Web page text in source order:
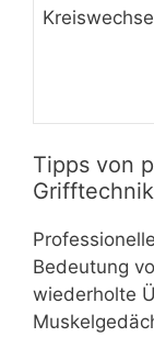
Tipps von
Bedeutung
wiederholte